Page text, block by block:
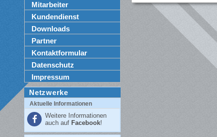
Mitarbeiter
Kundendienst
Downloads
Partner
Kontaktformular
Datenschutz
Impressum
Netzwerke
Aktuelle Informationen
Weitere Informationen
auch auf Facebook!